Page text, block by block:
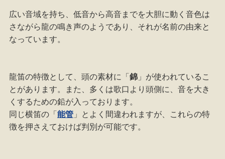
広い音域を持ち、低音から高音までを大胆に動く音色は
さながら龍の鳴き声のようであり、それが名前の由来と
なっています。
龍笛の特徴として、頭の素材に「 錦」が使われているこ
とがあります。また、多くは歌口より頭側に、音を大き
くするための鉛が入っております。
同じ横笛の「 能管」とよく間違われますが、これらの特
徴を押さえておけば判別が可能です。